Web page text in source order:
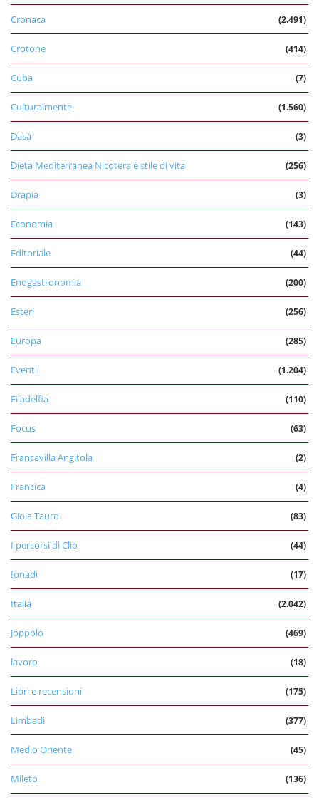
Cronaca (2.491)
Crotone (414)
Cuba (7)
Culturalmente (1.560)
Dasà (3)
Dieta Mediterranea Nicotera è stile di vita (256)
Drapia (3)
Economia (143)
Editoriale (44)
Enogastronomia (200)
Esteri (256)
Europa (285)
Eventi (1.204)
Filadelfia (110)
Focus (63)
Francavilla Angitola (2)
Francica (4)
Gioia Tauro (83)
I percorsi di Clio (44)
Ionadi (17)
Italia (2.042)
Joppolo (469)
lavoro (18)
Libri e recensioni (175)
Limbadi (377)
Medio Oriente (45)
Mileto (136)